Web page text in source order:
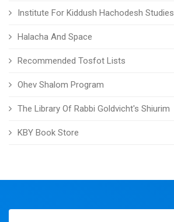
Institute For Kiddush Hachodesh Studies
Halacha And Space
Recommended Tosfot Lists
Ohev Shalom Program
The Library Of Rabbi Goldvicht's Shiurim
KBY Book Store